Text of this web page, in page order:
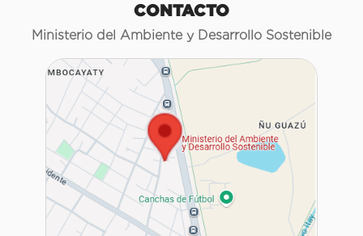
CONTACTO
Ministerio del Ambiente y Desarrollo Sostenible